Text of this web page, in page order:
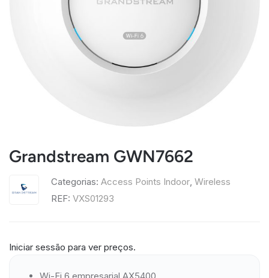
Grandstream GWN7662
Categorias: Access Points Indoor, Wireless
REF: VXS01293
Iniciar sessão para ver preços.